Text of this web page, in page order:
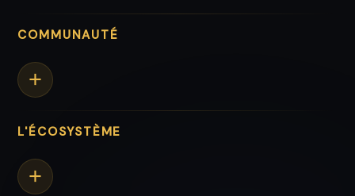
COMMUNAUTÉ
+
L'ÉCOSYSTÈME
+